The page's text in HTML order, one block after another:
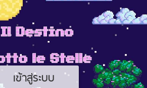
เข้าสู่ระบบ